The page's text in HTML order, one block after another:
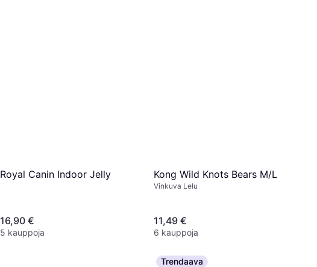
Royal Canin Indoor Jelly
16,90 €
5 kauppoja
Kong Wild Knots Bears M/L
Vinkuva Lelu
11,49 €
6 kauppoja
Trendaava